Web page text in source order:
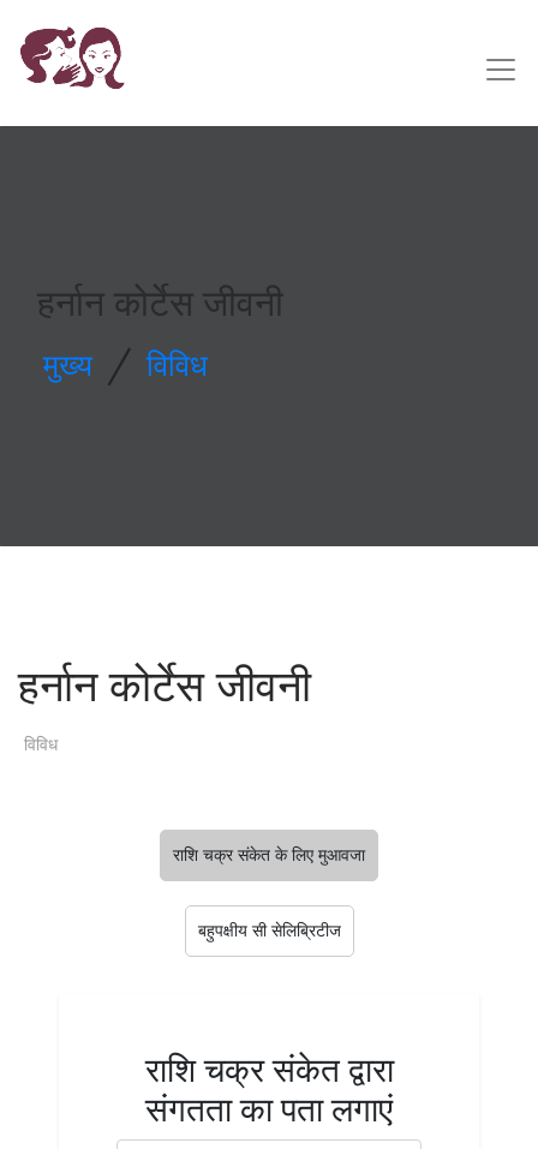
हर्नान कोर्टेस जीवनी
मुख्य / विविध
हर्नान कोर्टेस जीवनी
विविध
राशि चक्र संकेत के लिए मुआवजा
बहुपक्षीय सी सेलिब्रिटीज
राशि चक्र संकेत द्वारा
संगतता का पता लगाएं